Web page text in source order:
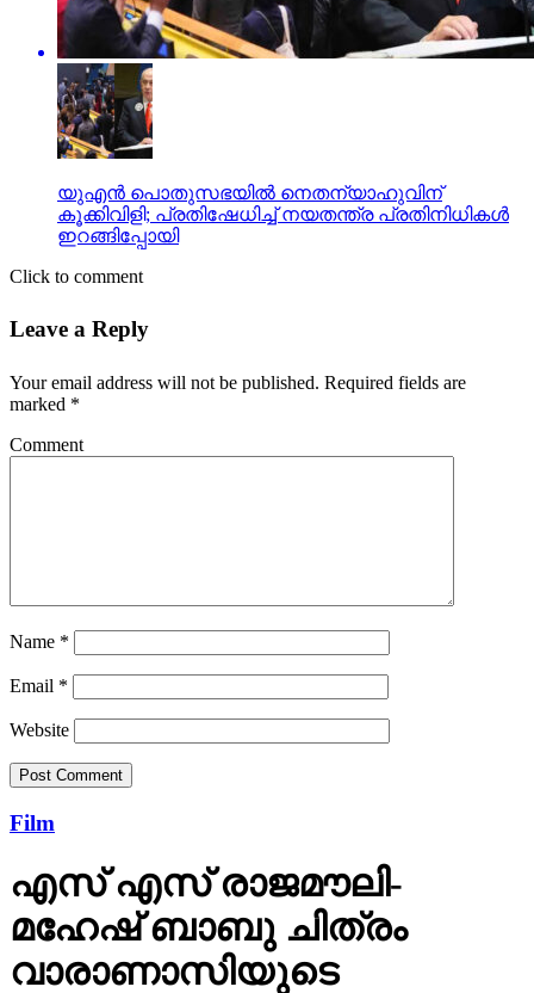
യുഎന്‍ പൊതുസഭയില്‍ നെതന്യാഹുവിന്
കൂക്കിവിളി; പ്രതിഷേധിച്ച് നയതന്ത്ര പ്രതിനിധികള്‍
ഇറങ്ങിപ്പോയി
Click to comment
Leave a Reply
Your email address will not be published. Required fields are
marked *
Comment
Name *
Email *
Website
Film
എസ് എസ് രാജമൗലി-
മഹേഷ് ബാബു ചിത്രം
വാരാണാസിയുടെ